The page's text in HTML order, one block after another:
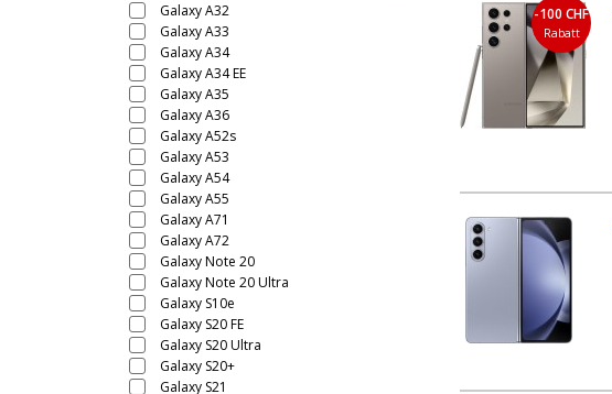
Galaxy A32
Galaxy A33
Galaxy A34
Galaxy A34 EE
Galaxy A35
Galaxy A36
Galaxy A52s
Galaxy A53
Galaxy A54
Galaxy A55
Galaxy A71
Galaxy A72
Galaxy Note 20
Galaxy Note 20 Ultra
Galaxy S10e
Galaxy S20 FE
Galaxy S20 Ultra
Galaxy S20+
Galaxy S21
-100 CHF
Rabatt